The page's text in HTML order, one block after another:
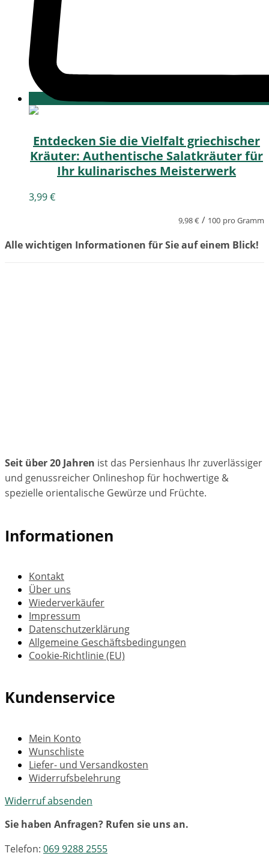
Entdecken Sie die Vielfalt griechischer
Kräuter: Authentische Salatkräuter für
Ihr kulinarisches Meisterwerk
3,99€
9,98€ / 100 pro Gramm
Alle wichtigen Informationen für Sie auf einem Blick!
Seit über 20 Jahren ist das Persienhaus Ihr zuverlässiger
und genussreicher Onlineshop für hochwertige &
spezielle orientalische Gewürze und Früchte.
Informationen
Kontakt
Über uns
Wiederverkäufer
Impressum
Datenschutzerklärung
Allgemeine Geschäftsbedingungen
Cookie-Richtlinie (EU)
Kundenservice
Mein Konto
Wunschliste
Liefer- und Versandkosten
Widerrufsbelehrung
Widerruf absenden
Sie haben Anfragen? Rufen sie uns an.
Telefon: 069 9288 2555